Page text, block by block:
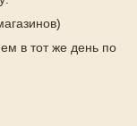
в тот же день по